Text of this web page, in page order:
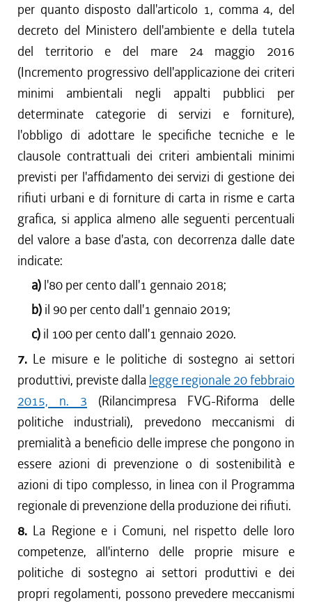
per quanto disposto dall'articolo 1, comma 4, del
decreto del Ministero dell'ambiente e della tutela
del territorio e del mare 24 maggio 2016
(Incremento progressivo dell'applicazione dei criteri
minimi ambientali negli appalti pubblici per
determinate categorie di servizi e forniture),
l'obbligo di adottare le specifiche tecniche e le
clausole contrattuali dei criteri ambientali minimi
previsti per l'affidamento dei servizi di gestione dei
rifiuti urbani e di forniture di carta in risme e carta
grafica, si applica almeno alle seguenti percentuali
del valore a base d'asta, con decorrenza dalle date
indicate:
a) l'80 per cento dall'1 gennaio 2018;
b) il 90 per cento dall'1 gennaio 2019;
c) il 100 per cento dall'1 gennaio 2020.
7. Le misure e le politiche di sostegno ai settori
produttivi, previste dalla legge regionale 20 febbraio
2015, n. 3 (Rilancimpresa FVG-Riforma delle
politiche industriali), prevedono meccanismi di
premialità a beneficio delle imprese che pongono in
essere azioni di prevenzione o di sostenibilità e
azioni di tipo complesso, in linea con il Programma
regionale di prevenzione della produzione dei rifiuti.
8. La Regione e i Comuni, nel rispetto delle loro
competenze, all'interno delle proprie misure e
politiche di sostegno ai settori produttivi e dei
propri regolamenti, possono prevedere meccanismi